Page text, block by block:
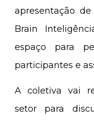
apresentação
Brain
espaço para
participantes e
A coletiva vai
setor para